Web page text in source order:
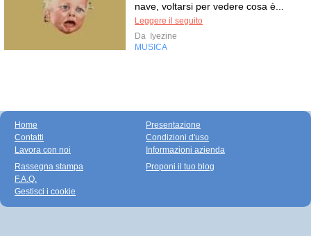
nave, voltarsi per vedere cosa è...
Leggere il seguito
Da
Iyezine
MUSICA
Home
Contatti
Lavora con noi
Presentazione
Condizioni d'uso
Informazioni azienda
Rassegna stampa
F.A.Q.
Gestisci i cookie
Proponi il tuo blog